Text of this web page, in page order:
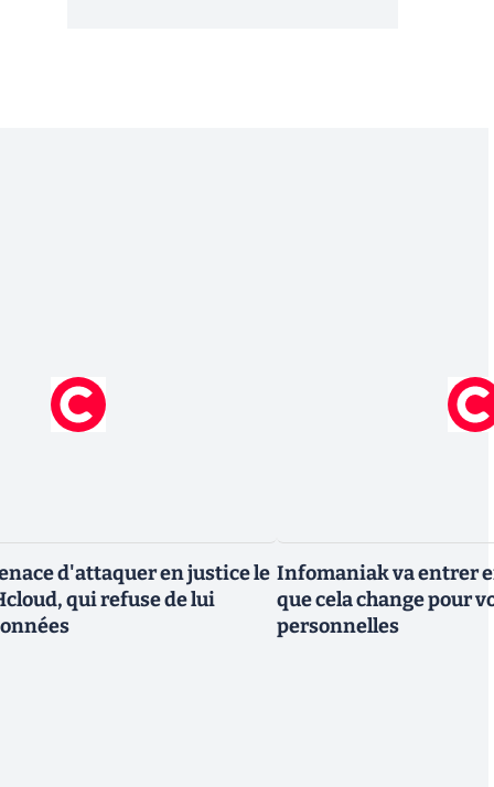
d'attaquer en justice le
qui refuse de lui
Infomaniak va entrer
que cela change pour
personnelles